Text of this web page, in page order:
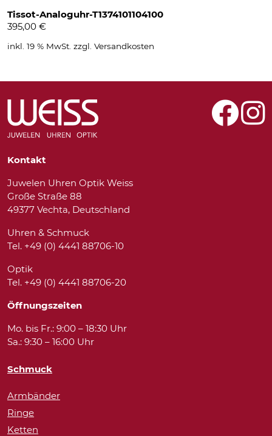
Tissot-Analoguhr-T1374101104100
395,00 €
inkl. 19 % MwSt. zzgl. Versandkosten
Kontakt
Juwelen Uhren Optik Weiss
Große Straße 88
49377 Vechta, Deutschland
Uhren & Schmuck
Tel. +49 (0) 4441 88706-10
Optik
Tel. +49 (0) 4441 88706-20
Öffnungszeiten
Mo. bis Fr.: 9:00 – 18:30 Uhr
Sa.: 9:30 – 16:00 Uhr
Schmuck
Armbänder
Ringe
Ketten